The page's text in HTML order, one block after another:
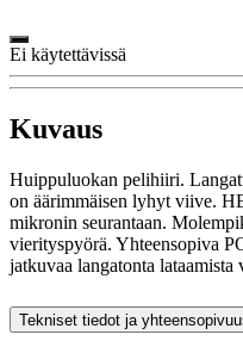
Ei käytettävissä
Kuvaus
Huippuluokan pelihiiri.
on äärimmäisen lyhyt viive.
mikronin seurantaan.
vierityspyörä. Yhteensopiva
jatkuvaa langatonta lataamista
Tekniset tiedot ja